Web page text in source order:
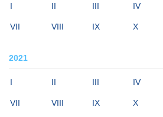
I II III IV
VII VIII IX X
2021
I II III IV
VII VIII IX X